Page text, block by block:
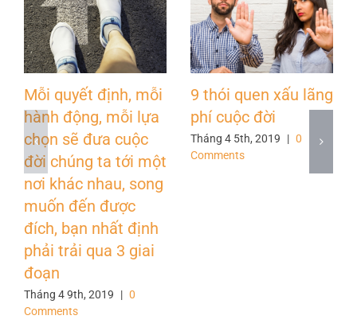
Mỗi quyết định, mỗi
hành động, mỗi lựa
chọn sẽ đưa cuộc
đời chúng ta tới một
nơi khác nhau, song
muốn đến được
đích, bạn nhất định
phải trải qua 3 giai
đoạn
Tháng 4 9th, 2019 | 0
Comments
9 thói quen xấu lãng
phí cuộc đời
Tháng 4 5th, 2019 | 0
Comments